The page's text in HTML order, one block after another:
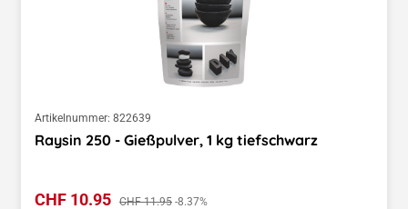
Artikelnummer: 822639
Raysin 250 - Gießpulver, 1 kg tiefschwarz
Verkaufspreis:
CHF 10.95 Regulärer Preis:
CHF 11.95 -8.37%